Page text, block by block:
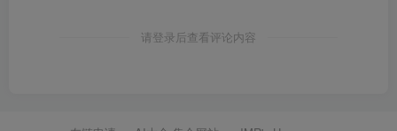
请登录后查看评论内容